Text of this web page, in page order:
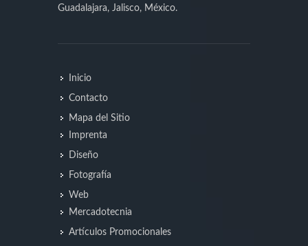
Guadalajara, Jalisco, México.
Inicio
Contacto
Mapa del Sitio
Imprenta
Diseño
Fotografía
Web
Mercadotecnia
Artículos Promocionales